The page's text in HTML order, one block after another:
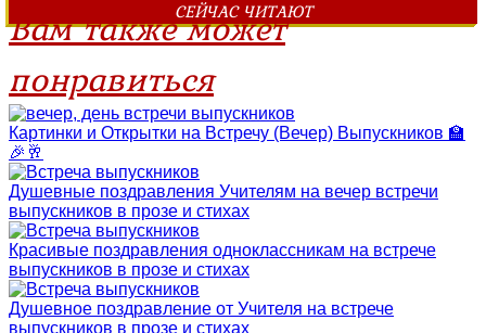
СЕЙЧАС ЧИТАЮТ
Вам также может
понравиться
Картинки и Открытки на Встречу (Вечер) Выпускников 🏫
🎉🥂
Душевные поздравления Учителям на вечер встречи
выпускников в прозе и стихах
Красивые поздравления одноклассникам на встрече
выпускников в прозе и стихах
Душевное поздравление от Учителя на встрече
выпускников в прозе и стихах